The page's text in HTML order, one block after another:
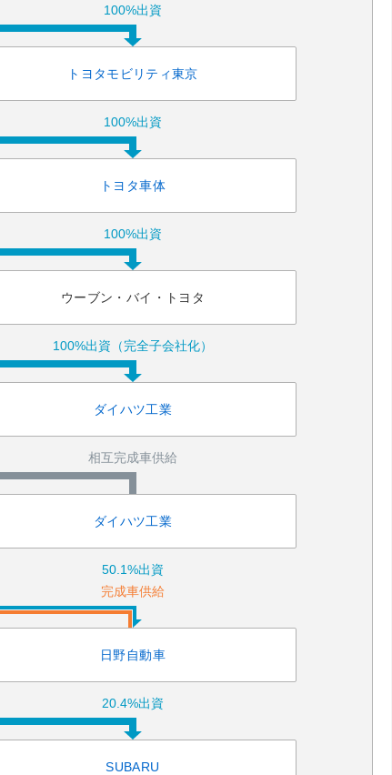
100%出資
トヨタモビリティ東京
100%出資
トヨタ車体
100%出資
ウーブン・バイ・トヨタ
100%出資（完全子会社化）
ダイハツ工業
相互完成車供給
ダイハツ工業
50.1%出資
完成車供給
日野自動車
20.4%出資
SUBARU